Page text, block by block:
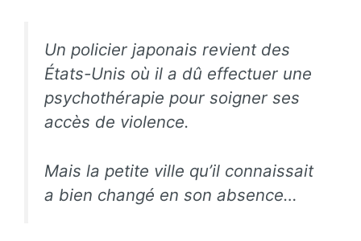
Un policier japonais revient des
États-Unis où il a dû effectuer une
psychothérapie pour soigner ses
accès de violence.
Mais la petite ville qu’il connaissait
a bien changé en son absence…